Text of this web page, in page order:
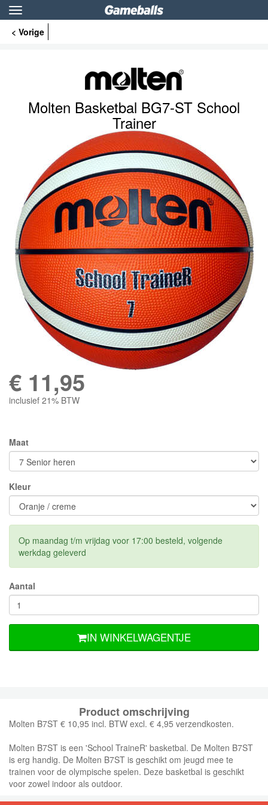
Toggle
navigation
< Vorige
Molten Basketbal BG7-ST School
Trainer
€ 11,95
inclusief 21% BTW
Maat
Kleur
Op maandag t/m vrijdag voor 17:00 besteld, volgende
werkdag geleverd
Aantal
IN WINKELWAGENTJE
Product omschrijving
Molten B7ST € 10,95 incl. BTW excl. € 4,95 verzendkosten.
Molten B7ST is een 'School TraineR' basketbal. De Molten B7ST
is erg handig. De Molten B7ST is geschikt om jeugd mee te
trainen voor de olympische spelen. Deze basketbal is geschikt
voor zowel indoor als outdoor.